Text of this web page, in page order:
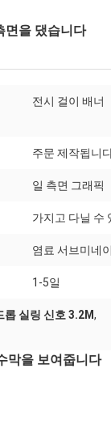
면을 댔습니다
전시 걸이 배너
주문 제작됩니
일 측면 그래픽
가지고 다닐 수
염료 서브미네
1-5일
롭 실링 신호 3.2M,
막을 보여줍니다